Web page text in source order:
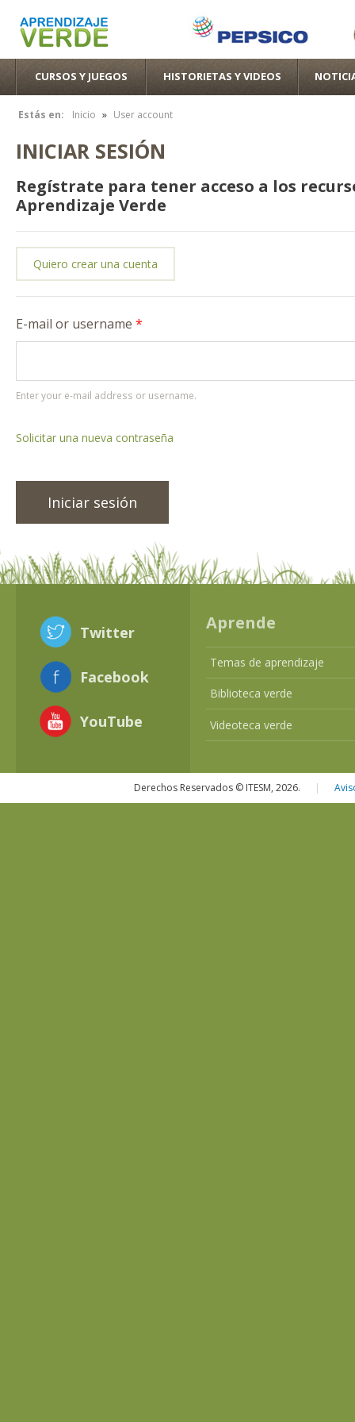
CURSOS Y JUEGOS HISTORIETAS Y VIDEOS
Estás en:
Se encuentra usted aquí
Inicio » User account
INICIAR SESIÓN
Regístrate para tener acceso a los
Aprendizaje Verde
Quiero crear una cuenta
E-mail or username *
Enter your e-mail address or username.
Solicitar una nueva contraseña
Twitter
Facebook
YouTube
Aprende
Temas de aprendizaje
Biblioteca verde
Videoteca verde
Derechos Reservados © ITESM, 2026. |